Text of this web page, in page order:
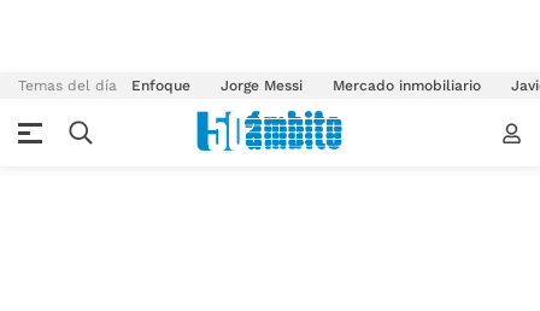
Temas del día Enfoque Jorge Messi Mercado inmobiliario